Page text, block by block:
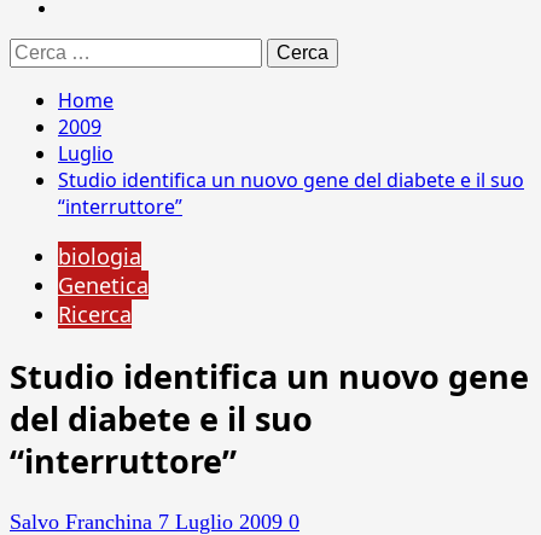
Ricerca
per:
Home
2009
Luglio
Studio identifica un nuovo gene del diabete e il suo
“interruttore”
biologia
Genetica
Ricerca
Studio identifica un nuovo gene
del diabete e il suo
“interruttore”
Salvo Franchina 7 Luglio 2009 0